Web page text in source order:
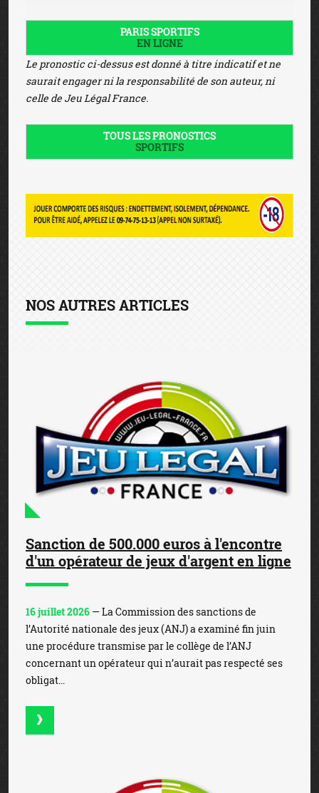
PARIS SPORTIFS
EN LIGNE
Le pronostic ci-dessus est donné à titre indicatif et ne
saurait engager ni la responsabilité de son auteur, ni
celle de Jeu Légal France.
TOUS LES PRONOSTICS
SPORTIFS
NOS AUTRES ARTICLES
Sanction de 500.000 euros à l'encontre
d'un opérateur de jeux d'argent en ligne
16 juillet 2026 — La Commission des sanctions de
l’Autorité nationale des jeux (ANJ) a examiné fin juin
une procédure transmise par le collège de l’ANJ
concernant un opérateur qui n’aurait pas respecté ses
obligat...